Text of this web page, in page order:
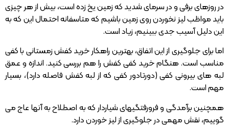
در روزهای برفی و در سرمای شدید که زمین یخ زده است، بیش از هر چیزی
باید مواظب لیز نخوردن روی زمین باشیم که متاسفانه احتمال این که به
این دلیل آسیب جدی ببینیم، زیاد است.
اما برای جلوگیری از این اتفاق، بهترین راهکار خرید کفش زمستانی با کفی
مناسب است. هنگام خرید کفی کفش را هم بررسی کنید. اندازه و عمق
لبه های بیرونی کفی (دورتادور کفی که از لبه کفش فاصله دارد)، بسیار
مهم است.
همچنین برآمدگی و فرورفتگیهای شیاردار که به اصطلاح به آنها عاج می
گوییم، نقش مهمی در جلوگیری از لیز خوردن دارد.